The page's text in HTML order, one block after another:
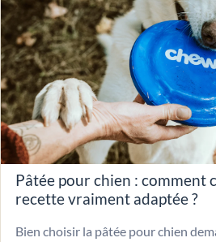
Pâtée pour chien : comment
recette vraiment adaptée ?
Bien choisir la pâtée pour chien